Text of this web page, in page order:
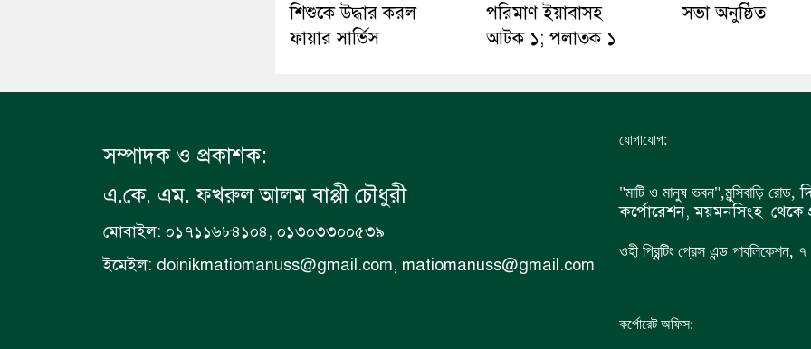
শিশুকে উদ্ধার করল
ফায়ার সার্ভিস
পরিমাণ ইয়াবাসহ
আটক ১; পলাতক ১
সভা অনুষ্ঠিত
সম্পাদক ও প্রকাশক:
এ.কে. এম. ফখরুল আলম বাপ্পী চৌধুরী
মোবাইল: ০১৭১১৬৮৪১০৪, ০১৩০৩৩০০৫৩৯
ইমেইল: doinikmatiomanuss@gmail.com, matiomanuss@gmail.com
যোগাযোগ:
"মাটি ও মানুষ ভবন",মুন্সিবাড়ি রোড,
কর্পোরেশন, ময়মনসিংহ থেকে
ওহী প্রিন্টিং প্রেস এন্ড
কর্পোরেট অফিস: